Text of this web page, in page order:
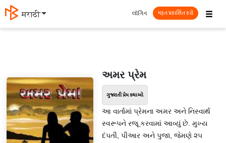
मराठी ☰
લૉગિન મફત પ્રકાશિત કરો
અમર પ્રેમ
ગુજરાતી પ્રેમ કથાઓ
આ વાર્તામાં પ્રેમના અમર અને નિસ્વાર્થ
સ્વરૂપને રજૂ કરવામાં આવ્યું છે. મુખ્ય
દંપતી, પીઆર અને પુજા, જેમણે ૨૫